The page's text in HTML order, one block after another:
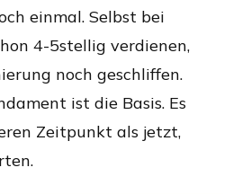
einmal. Selbst bei
4-5stellig verdienen,
noch geschliffen.
ist die Basis. Es
Zeitpunkt als jetzt,